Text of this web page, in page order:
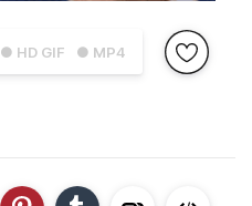
● HD GIF ● MP4